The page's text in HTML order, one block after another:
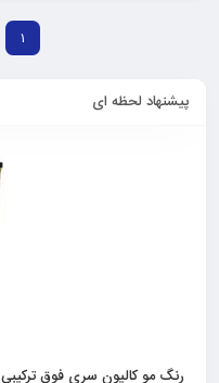
1
پیشنهاد لحظه ای
رنگ مو کالیون سری فوق ترکیبی 125 میلی لیتر